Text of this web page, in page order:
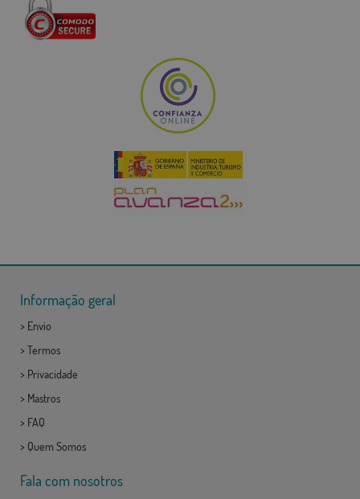
Informação geral
> Envio
> Termos
> Privacidade
> Mastros
> FAQ
> Quem Somos
Fala com nosotros